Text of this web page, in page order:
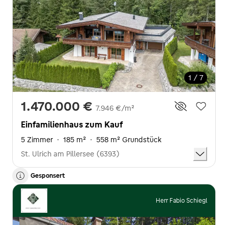
1 / 7
1.470.000 € 7.946 €/m²
Einfamilienhaus zum Kauf
5 Zimmer · 185 m² · 558 m² Grundstück
St. Ulrich am Pillersee (6393)
Gesponsert
Herr Fabio Schiegl